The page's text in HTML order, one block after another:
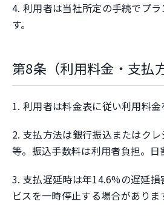
4. 利用者は当社所定の手続でプ
す。
第8条（利用料金・支払
1. 利用者は料金表に従い利用料金
2. 支払方法は銀行振込またはク
等。振込手数料は利用者負担。日
3. 支払遅延時は年14.6%の遅延損
ビスを一時停止する場合がありま